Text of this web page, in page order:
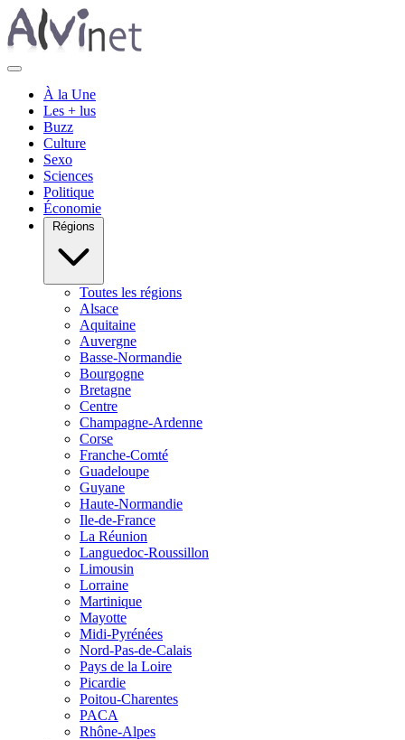
À la Une
Les + lus
Buzz
Culture
Sexo
Sciences
Politique
Économie
Régions
Toutes les régions
Alsace
Aquitaine
Auvergne
Basse-Normandie
Bourgogne
Bretagne
Centre
Champagne-Ardenne
Corse
Franche-Comté
Guadeloupe
Guyane
Haute-Normandie
Ile-de-France
La Réunion
Languedoc-Roussillon
Limousin
Lorraine
Martinique
Mayotte
Midi-Pyrénées
Nord-Pas-de-Calais
Pays de la Loire
Picardie
Poitou-Charentes
PACA
Rhône-Alpes